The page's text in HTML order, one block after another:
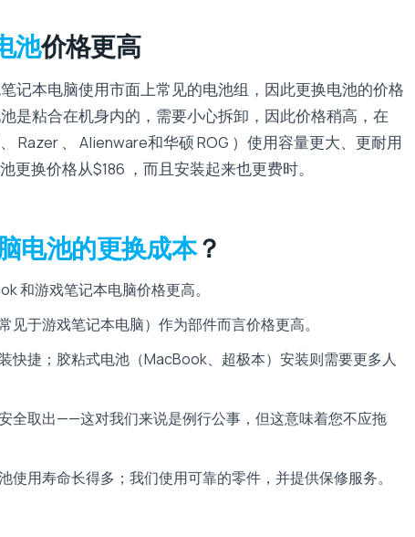
池价格更高
记本电脑使用市面上常见的电池组，因此更换电池的价格
是粘合在机身内的，需要小心拆卸，因此价格稍高，在
Razer 、 Alienware和华硕 ROG ）使用容量更大、更耐用
换价格从$186 ，而且安装起来也更费时。
电池的更换成本？
和游戏笔记本电脑价格更高。
见于游戏笔记本电脑）作为部件而言价格更高。
快捷；胶粘式电池（MacBook、超极本）安装则需要更多人
全取出——这对我们来说是例行公事，但这意味着您不应拖
使用寿命长得多；我们使用可靠的零件，并提供保修服务。